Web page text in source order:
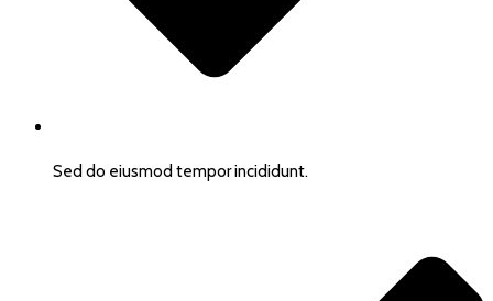
Sed do eiusmod tempor incididunt.